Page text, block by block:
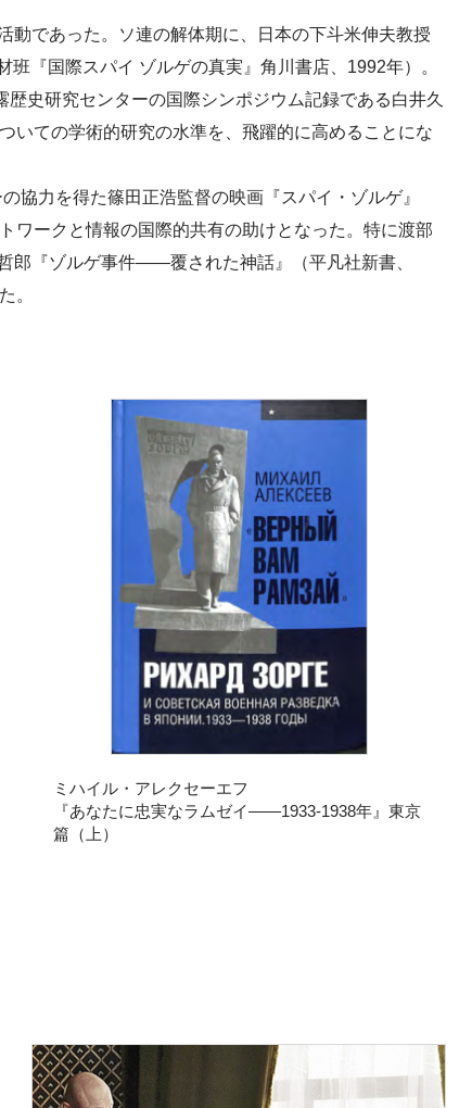
動であった。ソ連の解体期に、日本の下斗米伸夫教授
『国際スパイ ゾルゲの真実』角川書店、1992年）。
史研究センターの国際シンポジウム記録である白井久
いての学術的研究の水準を、飛躍的に高めることにな
協力を得た篠田正浩監督の映画『スパイ・ゾルゲ』
ワークと情報の国際的共有の助けとなった。特に渡部
郎『ゾルゲ事件――覆された神話』（平凡社新書、
。
ミハイル・アレクセーエフ
『あなたに忠実なラムゼイ――1933-1938年』東京
篇（上）